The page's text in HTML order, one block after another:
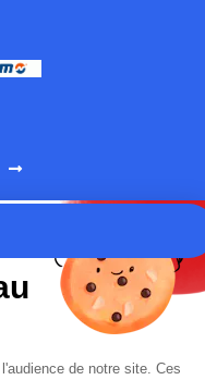
de notre site. Ces